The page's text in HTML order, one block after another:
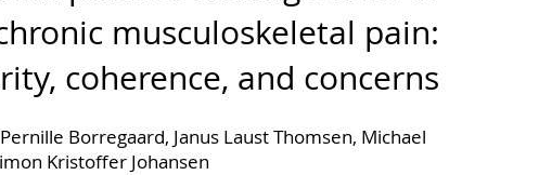
musculoskeletal pain:
coherence, and concerns
Borregaard, Janus Laust Thomsen, Michael
Kristoffer Johansen